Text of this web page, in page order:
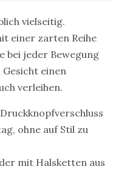
vielseitig.
einer zarten Reihe
bei jeder Bewegung
einen
verleihen.
ohne auf Stil zu
mit Halsketten aus